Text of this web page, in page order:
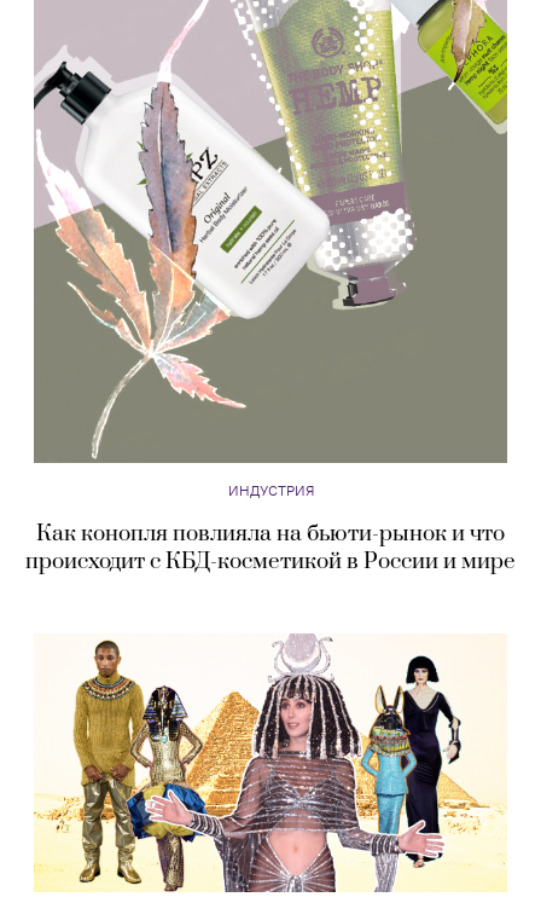
ИНДУСТРИЯ
Как конопля повлияла на бьюти-рынок и что
происходит с КБД-косметикой в России и мире